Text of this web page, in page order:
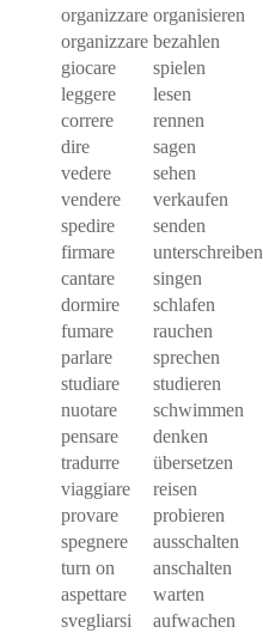
organizzare organisieren
organizzare bezahlen
giocare
spielen
leggere
lesen
correre
rennen
dire
sagen
vedere
sehen
vendere
verkaufen
spedire
senden
firmare
unterschreiben
cantare
singen
dormire
schlafen
fumare
rauchen
parlare
sprechen
studiare
studieren
nuotare
schwimmen
pensare
denken
tradurre
übersetzen
viaggiare
reisen
provare
probieren
spegnere
ausschalten
turn on
anschalten
aspettare
warten
svegliarsi
aufwachen